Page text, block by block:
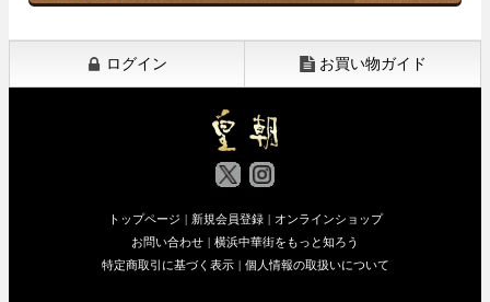
ログイン お買い物ガイド
トップページ 新規会員登録
オンラインショップ
お問い合わせ
横浜中華街をもっと知ろう
特定商取引に基づく表示
個人情報の取扱いについて